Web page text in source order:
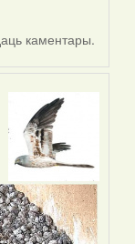
каментары.